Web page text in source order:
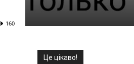
160
Це цікаво!